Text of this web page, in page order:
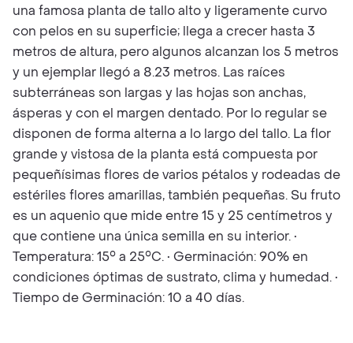
una famosa planta de tallo alto y ligeramente curvo
con pelos en su superficie; llega a crecer hasta 3
metros de altura, pero algunos alcanzan los 5 metros
y un ejemplar llegó a 8.23 metros. Las raíces
subterráneas son largas y las hojas son anchas,
ásperas y con el margen dentado. Por lo regular se
disponen de forma alterna a lo largo del tallo. La flor
grande y vistosa de la planta está compuesta por
pequeñísimas flores de varios pétalos y rodeadas de
estériles flores amarillas, también pequeñas. Su fruto
es un aquenio que mide entre 15 y 25 centímetros y
que contiene una única semilla en su interior. •
Temperatura: 15° a 25°C. • Germinación: 90% en
condiciones óptimas de sustrato, clima y humedad. •
Tiempo de Germinación: 10 a 40 días.